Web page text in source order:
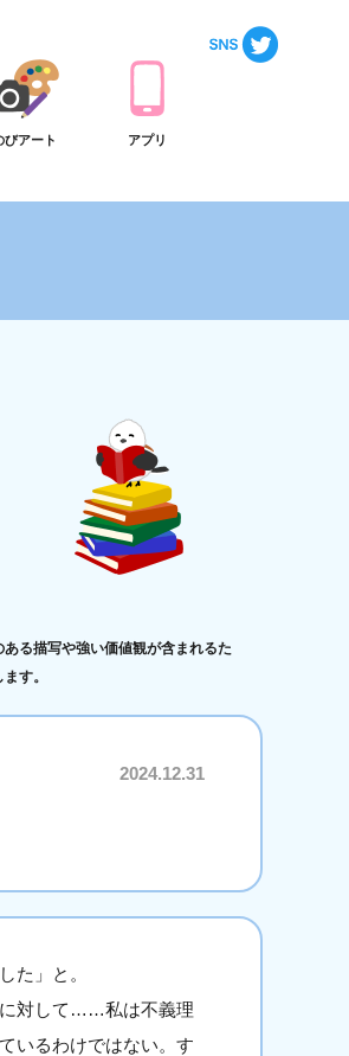
びアート アプリ
る描写や強い価値観が含まれるた
す。
2024.12.31
た」と。
に対して……私は不義理
いるわけではない。す